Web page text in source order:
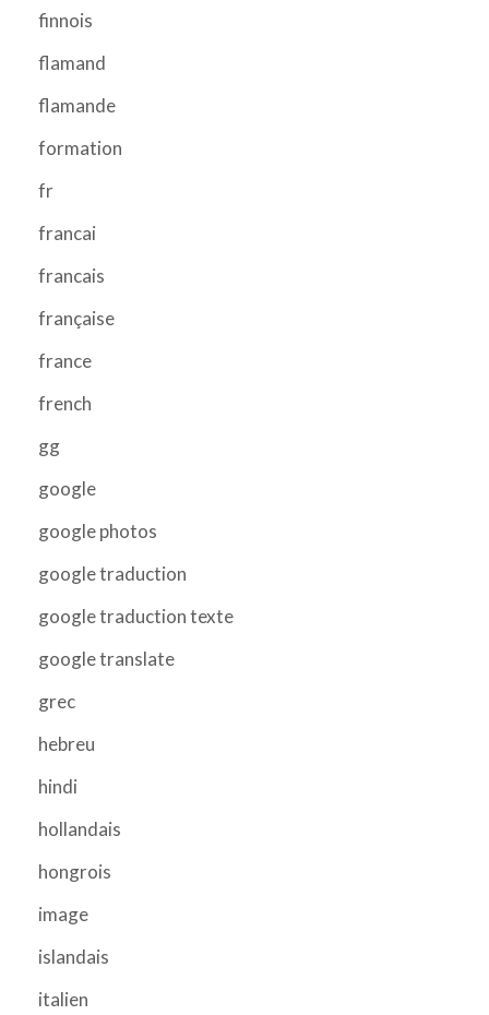
finnois
flamand
flamande
formation
fr
francai
francais
française
france
french
gg
google
google photos
google traduction
google traduction texte
google translate
grec
hebreu
hindi
hollandais
hongrois
image
islandais
italien